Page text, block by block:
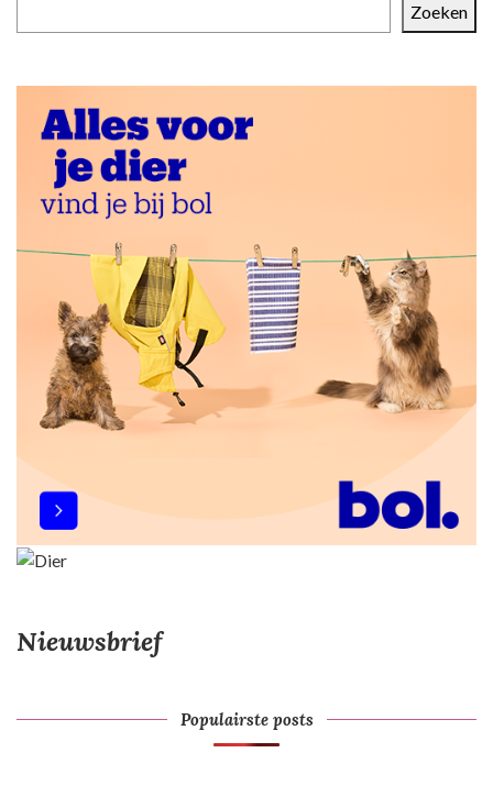
t
t
Zoeken
Nieuwsbrief
Populairste posts